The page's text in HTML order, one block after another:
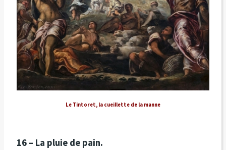
Le Tintoret, la cueillette de la manne
16 – La pluie de pain.